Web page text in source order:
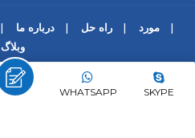
درباره ما راه حل
مورد
وبلاگ
SKYPE
WHATSAPP